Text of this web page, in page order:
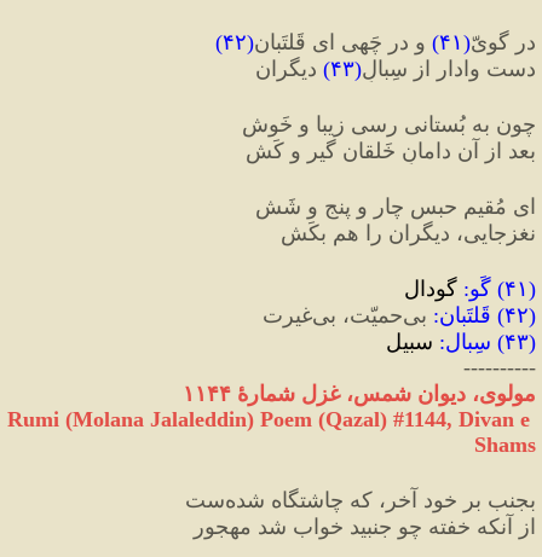
در گویّ(۴۱) و در چَهی ای قَلتَبان(۴۲)
دست وادار از سِبالِ(۴۳) دیگران
چون به بُستانی رسی زیبا و خَوش
بعد از آن دامانِ خَلقان گیر و کَش
ای مُقیمِ حبسِ چار و پنج و شَش
نغزجایی، دیگران را هم بکَش
(۴۱) گَو: گودال
(۴۲) قَلتَبان: بی‌حمیّت، بی‌غیرت
(۴۳) سِبال: سبیل
----------
مولوی، دیوان شمس، غزل شمارهٔ ۱۱۴۴
Rumi (Molana Jalaleddin) Poem (Qazal) #1144, Divan e
Shams
بجنب بر خود آخر، که چاشتگاه شده‌ست
از آنکه خفته چو جنبید خواب شد مهجور